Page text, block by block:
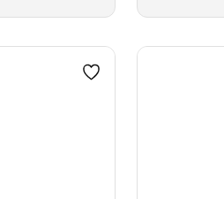
имеет